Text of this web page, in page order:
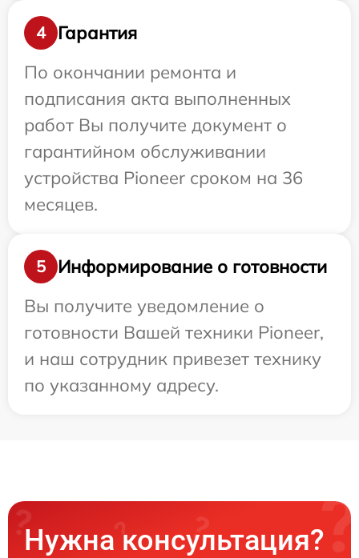
4
Гарантия
По окончании ремонта и
подписания акта выполненных
работ Вы получите документ о
гарантийном обслуживании
устройства Pioneer сроком на 36
месяцев.
5
Информирование о готовности
Вы получите уведомление о
готовности Вашей техники Pioneer,
и наш сотрудник привезет технику
по указанному адресу.
Нужна консультация?